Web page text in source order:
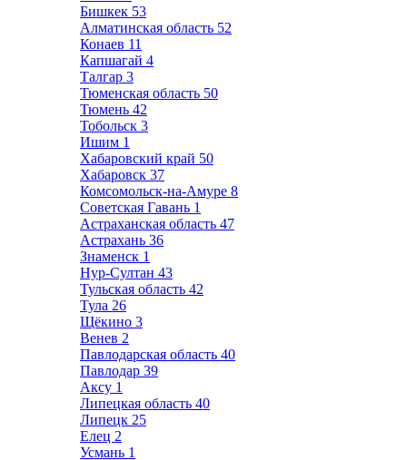
Бишкек 53
Алматинская область 52
Конаев 11
Капшагай 4
Талгар 3
Тюменская область 50
Тюмень 42
Тобольск 3
Ишим 1
Хабаровский край 50
Хабаровск 37
Комсомольск-на-Амуре 8
Советская Гавань 1
Астраханская область 47
Астрахань 36
Знаменск 1
Нур-Султан 43
Тульская область 42
Тула 26
Щёкино 3
Венев 2
Павлодарская область 40
Павлодар 39
Аксу 1
Липецкая область 40
Липецк 25
Елец 2
Усмань 1